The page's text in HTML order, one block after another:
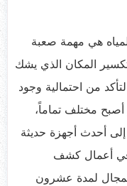
هي مهمة صعبة
تكسير المكان الذي يشك
من احتمالية وجود
مختلف تماماً،
أحدث أجهزة حديثة
في أعمال كشف
لمدة عشرون